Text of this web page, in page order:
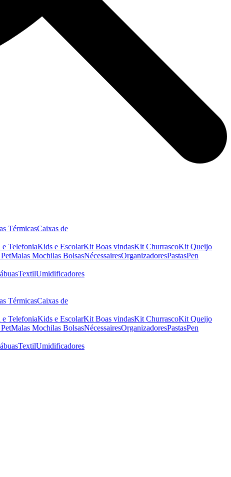
TérmicasCaixas de
TelefoniaKids e EscolarKit Boas vindasKit ChurrascoKit Queijo
Malas Mochilas BolsasNécessairesOrganizadoresPastasPen
TextilUmidificadores
TérmicasCaixas de
TelefoniaKids e EscolarKit Boas vindasKit ChurrascoKit Queijo
Malas Mochilas BolsasNécessairesOrganizadoresPastasPen
TextilUmidificadores